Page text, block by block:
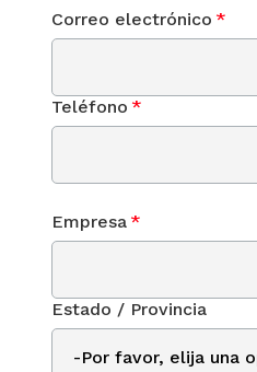
Correo electrónico *
Teléfono *
Empresa *
Estado / Provincia